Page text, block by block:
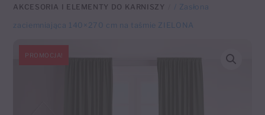
AKCESORIA I ELEMENTY DO KARNISZY / Zasłona
zaciemniająca 140×270 cm na taśmie ZIELONA
PROMOCJA!